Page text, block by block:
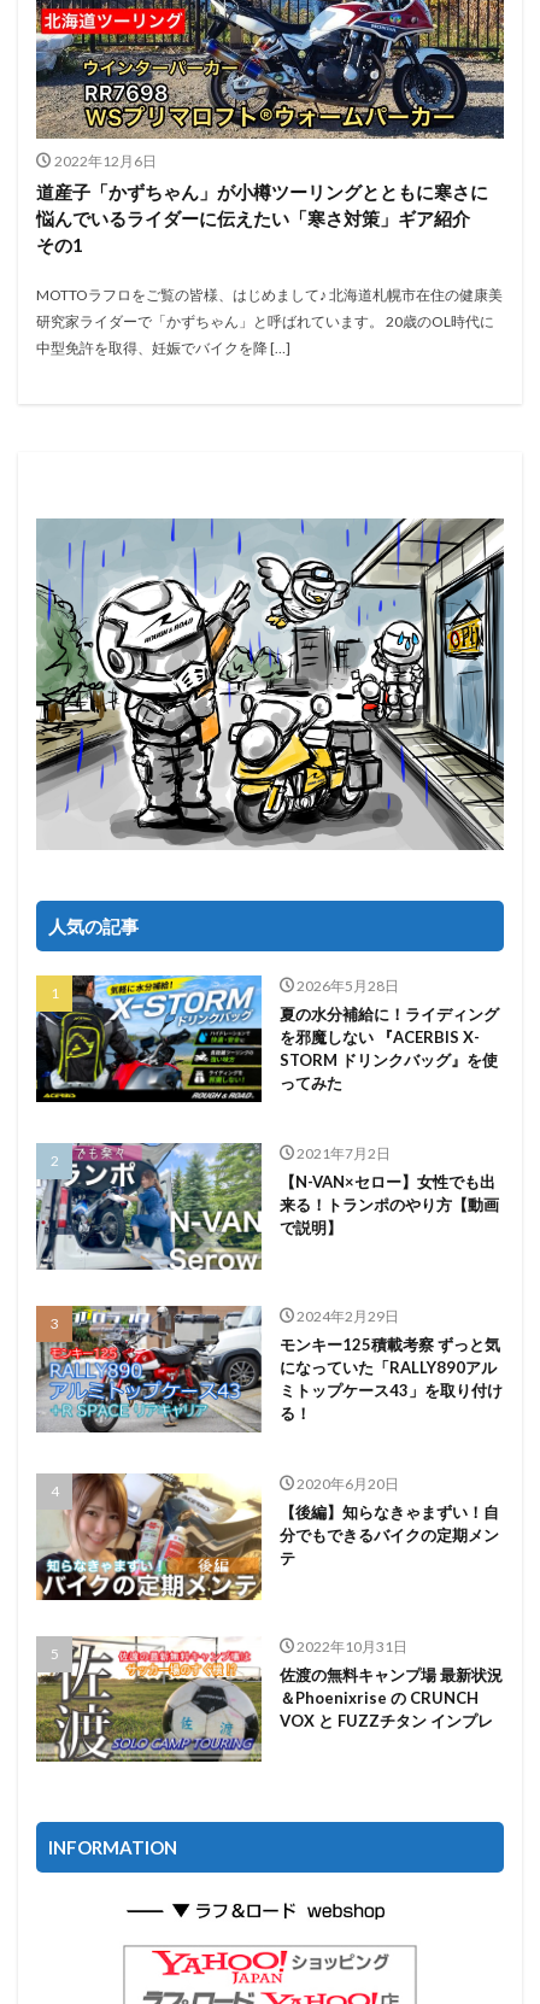
2022年12月6日
道産子「かずちゃん」が小樽ツーリングとともに寒さに
悩んでいるライダーに伝えたい「寒さ対策」ギア紹介
その1
MOTTOラフロをご覧の皆様、はじめまして♪ 北海道札幌市在住の健康美
研究家ライダーで「かずちゃん」と呼ばれています。 20歳のOL時代に
中型免許を取得、妊娠でバイクを降 […]
人気の記事
2026年5月28日
夏の水分補給に！ライディング
を邪魔しない 『ACERBIS X-
STORM ドリンクバッグ』を使
ってみた
2021年7月2日
【N-VAN×セロー】女性でも出
来る！トランポのやり方【動画
で説明】
2024年2月29日
モンキー125積載考察 ずっと気
になっていた「RALLY890アル
ミトップケース43」を取り付け
る！
2020年6月20日
【後編】知らなきゃまずい！自
分でもできるバイクの定期メン
テ
2022年10月31日
佐渡の無料キャンプ場 最新状況
＆Phoenixrise の CRUNCH
VOX と FUZZチタン インプレ
INFORMATION